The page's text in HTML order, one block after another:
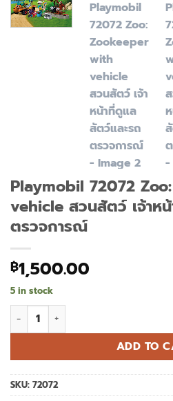
Playmobil 72072
vehicle สวนสัตว์ เจ้าห
ตรวจการณ์
฿1,500.00
5 in stock
Playmobil 72072 Zoo:
ADD TO
SKU: 72072